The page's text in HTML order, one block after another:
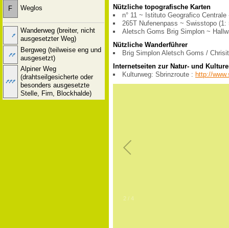
F Weglos
Wanderweg (breiter, nicht
ausgesetzter Weg)
Bergweg (teilweise eng und
ausgesetzt)
Alpiner Weg
(drahtseilgesicherte oder
besonders ausgesetzte
Stelle, Firn, Blockhalde)
Nützliche topografische Karten
n° 11 ~ Istituto Geografico Centrale
265T Nufenenpass ~ Swisstopo (1:
Aletsch Goms Brig Simplon ~
Nützliche Wanderführer
Brig Simplon Aletsch Goms /
Internetseiten zur Natur- und
Kulturweg: Sbrinzroute : http://
2 / 4